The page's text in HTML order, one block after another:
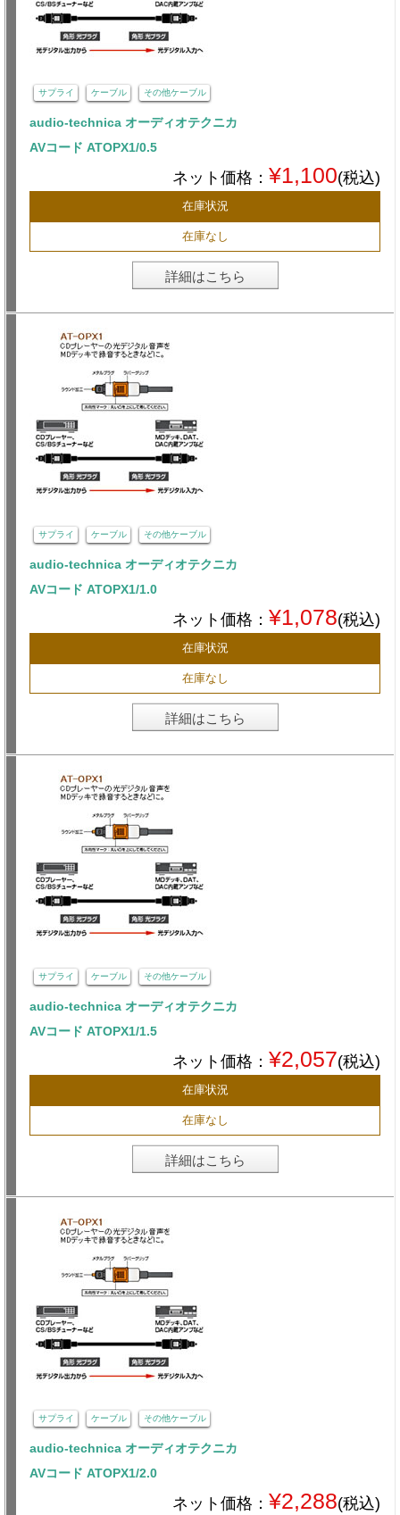
サプライ ケーブル その他ケーブル
audio-technica オーディオテクニカ
AVコード ATOPX1/0.5
ネット価格： ¥1,100(税込)
在庫状況
在庫なし
詳細はこちら
サプライ ケーブル その他ケーブル
audio-technica オーディオテクニカ
AVコード ATOPX1/1.0
ネット価格： ¥1,078(税込)
在庫状況
在庫なし
詳細はこちら
サプライ ケーブル その他ケーブル
audio-technica オーディオテクニカ
AVコード ATOPX1/1.5
ネット価格： ¥2,057(税込)
在庫状況
在庫なし
詳細はこちら
サプライ ケーブル その他ケーブル
audio-technica オーディオテクニカ
AVコード ATOPX1/2.0
ネット価格： ¥2,288(税込)